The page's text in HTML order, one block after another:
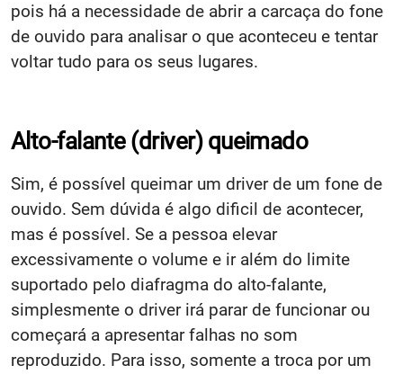
pois há a necessidade de abrir a carcaça do fone
de ouvido para analisar o que aconteceu e tentar
voltar tudo para os seus lugares.
Alto-falante (driver) queimado
Sim, é possível queimar um driver de um fone de
ouvido. Sem dúvida é algo dificil de acontecer,
mas é possível. Se a pessoa elevar
excessivamente o volume e ir além do limite
suportado pelo diafragma do alto-falante,
simplesmente o driver irá parar de funcionar ou
começará a apresentar falhas no som
reproduzido. Para isso, somente a troca por um